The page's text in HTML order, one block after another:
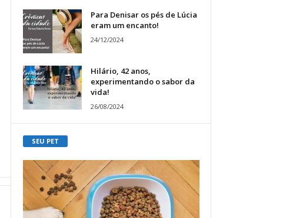
Para Denisar os pés de Lúcia
eram um encanto!
24/12/2024
Hilário, 42 anos,
experimentando o sabor da
vida!
26/08/2024
SEU PET